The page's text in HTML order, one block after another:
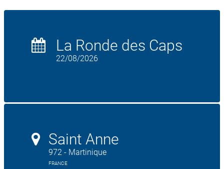
La Ronde des Caps
22/08/2026
Saint Anne
972 - Martinique
FRANCE